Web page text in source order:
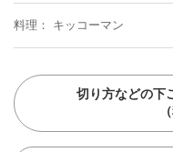
料理 キッコーマン
切り方などの下